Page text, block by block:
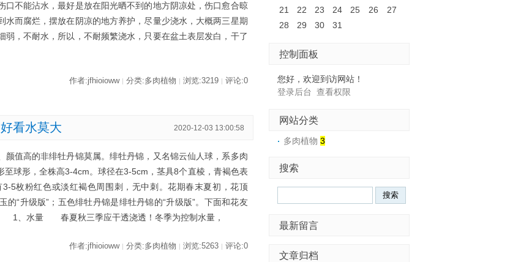
不能沾水，最好是放在阳光晒不到的地方阴凉处，伤口愈合晾
而腐烂，摆放在阴凉的地方养护，尽量少浇水，大概两三星期
，不耐水，所以，不耐频繁浇水，只要在盆土表层发白，干了
作者:jfhioioww | 分类:多肉植物 | 浏览:3219 | 评论:0
看水莫大 2020-12-03 13:00:58
值高的非绯牡丹锦莫属。绯牡丹锦，又名锦云仙人球，系多肉
球形，全株高3-4cm。球径在3-5cm，茎具8个直棱，青褐色表
5枚粉红色或淡红褐色周围刺，无中刺。花期春末夏初，花顶
“升级版”；五色绯牡丹锦是绯牡丹锦的“升级版”。下面和花友
、水量 春夏秋三季应干透浇透！冬季为控制水量，
作者:jfhioioww 分类:多肉植物 浏览:5263 评论:0
21
22 23 24 25 26
27
28
29 30 31
控制面板
您好，欢迎到访网站！
登录后台 查看权限
网站分类
多肉植物3
搜索
最新留言
文章归档